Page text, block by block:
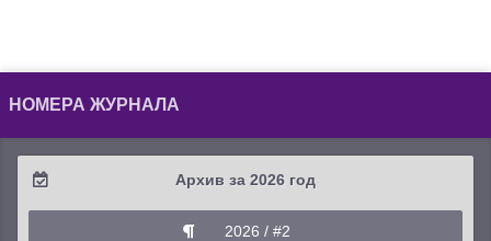
НОМЕРА ЖУРНАЛА
Архив за 2026 год
2026 / #2